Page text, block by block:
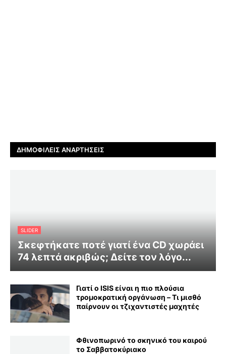
ΔΗΜΟΦΙΛΕΊΣ ΑΝΑΡΤΉΣΕΙΣ
SLIDER
Σκεφτήκατε ποτέ γιατί ένα CD χωράει
74 λεπτά ακριβώς; Δείτε τον λόγο...
Γιατί ο ISIS είναι η πιο πλούσια
τρομοκρατική οργάνωση – Τι μισθό
παίρνουν οι τζιχαντιστές μαχητές
Φθινοπωρινό το σκηνικό του καιρού
το Σαββατοκύριακο